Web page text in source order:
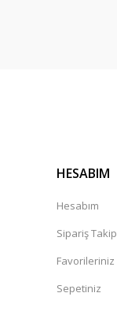
HESABIM
Hesabım
Sipariş Takip
Favorileriniz
Sepetiniz